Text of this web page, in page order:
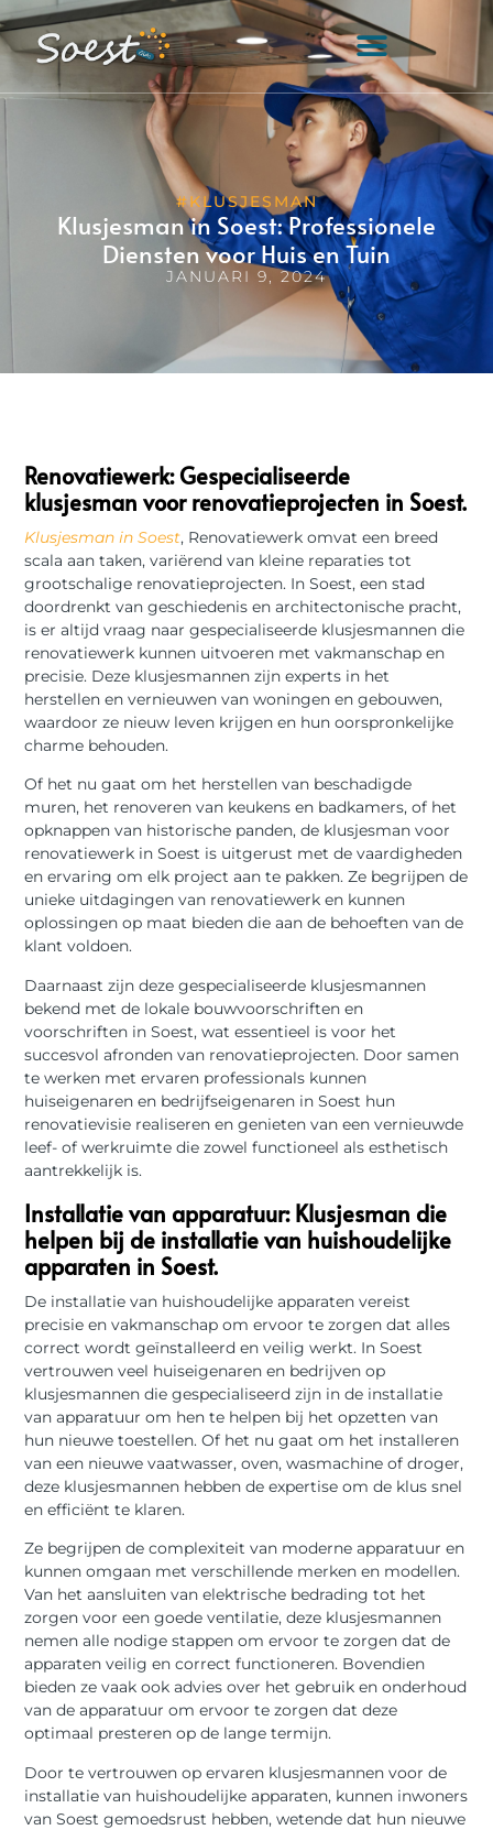
#KLUSJESMAN
Klusjesman in Soest: Professionele
Diensten voor Huis en Tuin
JANUARI 9, 2024
Renovatiewerk: Gespecialiseerde
klusjesman voor renovatieprojecten in Soest.
Klusjesman in Soest, Renovatiewerk omvat een breed
scala aan taken, variërend van kleine reparaties tot
grootschalige renovatieprojecten. In Soest, een stad
doordrenkt van geschiedenis en architectonische pracht,
is er altijd vraag naar gespecialiseerde klusjesmannen die
renovatiewerk kunnen uitvoeren met vakmanschap en
precisie. Deze klusjesmannen zijn experts in het
herstellen en vernieuwen van woningen en gebouwen,
waardoor ze nieuw leven krijgen en hun oorspronkelijke
charme behouden.
Of het nu gaat om het herstellen van beschadigde
muren, het renoveren van keukens en badkamers, of het
opknappen van historische panden, de klusjesman voor
renovatiewerk in Soest is uitgerust met de vaardigheden
en ervaring om elk project aan te pakken. Ze begrijpen de
unieke uitdagingen van renovatiewerk en kunnen
oplossingen op maat bieden die aan de behoeften van de
klant voldoen.
Daarnaast zijn deze gespecialiseerde klusjesmannen
bekend met de lokale bouwvoorschriften en
voorschriften in Soest, wat essentieel is voor het
succesvol afronden van renovatieprojecten. Door samen
te werken met ervaren professionals kunnen
huiseigenaren en bedrijfseigenaren in Soest hun
renovatievisie realiseren en genieten van een vernieuwde
leef- of werkruimte die zowel functioneel als esthetisch
aantrekkelijk is.
Installatie van apparatuur: Klusjesman die
helpen bij de installatie van huishoudelijke
apparaten in Soest.
De installatie van huishoudelijke apparaten vereist
precisie en vakmanschap om ervoor te zorgen dat alles
correct wordt geïnstalleerd en veilig werkt. In Soest
vertrouwen veel huiseigenaren en bedrijven op
klusjesmannen die gespecialiseerd zijn in de installatie
van apparatuur om hen te helpen bij het opzetten van
hun nieuwe toestellen. Of het nu gaat om het installeren
van een nieuwe vaatwasser, oven, wasmachine of droger,
deze klusjesmannen hebben de expertise om de klus snel
en efficiënt te klaren.
Ze begrijpen de complexiteit van moderne apparatuur en
kunnen omgaan met verschillende merken en modellen.
Van het aansluiten van elektrische bedrading tot het
zorgen voor een goede ventilatie, deze klusjesmannen
nemen alle nodige stappen om ervoor te zorgen dat de
apparaten veilig en correct functioneren. Bovendien
bieden ze vaak ook advies over het gebruik en onderhoud
van de apparatuur om ervoor te zorgen dat deze
optimaal presteren op de lange termijn.
Door te vertrouwen op ervaren klusjesmannen voor de
installatie van huishoudelijke apparaten, kunnen inwoners
van Soest gemoedsrust hebben, wetende dat hun nieuwe